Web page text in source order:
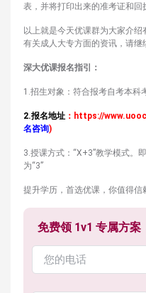
表，并将打印出来的准考证和回
以上就是今天优课群为大家介
有关成人大专方面的资讯，请继
深大优课报名指引：
1.招生对象：符合报考自考本科
2.报名地址 ： https://
名咨询)
3.授课方式：“X+3”教学模式。
为“3”
提升学历，首选优课，你值得信
免费领 1v1 专属方